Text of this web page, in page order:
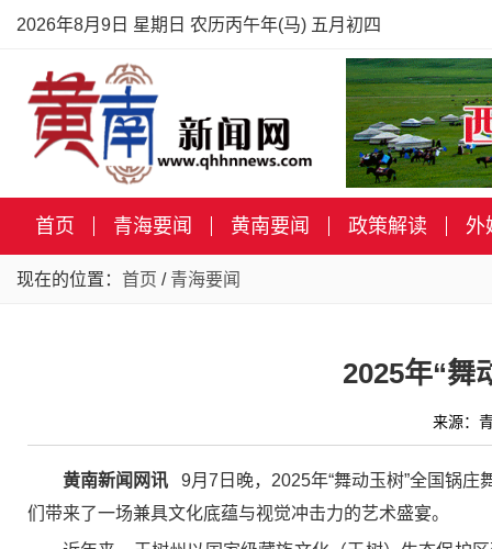
2026年8月9日 星期日 农历丙午年(马) 五月初四
首页 青海要闻 黄南要闻 政策解读 外
现在的位置： 首页 / 青海要闻
2025年“舞
来源：
黄南新闻网讯
9月7日晚，2025年“舞动玉树”全国锅
们带来了一场兼具文化底蕴与视觉冲击力的艺术盛宴。